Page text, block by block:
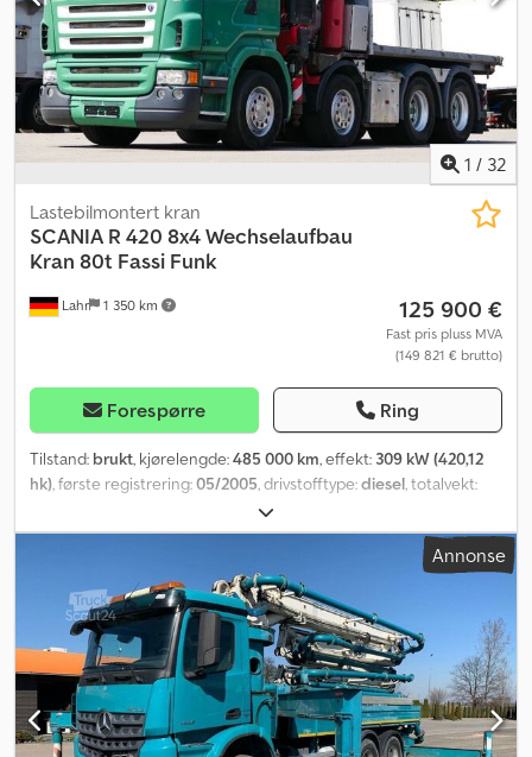
1 / 32
Lahr 1 350 km
Lastebilmontert kran
SCANIA R 420 8x4 Wechselaufbau
Kran 80t Fassi Funk
125 900 €
Fast pris pluss MVA
(149 821 € brutto)
Forespørre Ring
Tilstand: brukt, kjørelengde:485 000 km, effekt: 309 kW (420,12
hk), første registrering:05/2005, drivstofftype:diesel, totalvekt:
3 aksler
mekanisk, utslippsklasse:Euro 4, lasteromslengde:4 300 mm,
ABS, aircondition, bakløfter,
parkeringsvarmer,
Annonse